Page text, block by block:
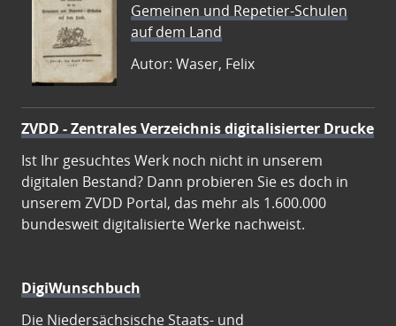
Gemeinen und Repetier-Schulen
auf dem Land
Autor: Waser, Felix
ZVDD - Zentrales Verzeichnis digitalisierter Drucke
Ist Ihr gesuchtes Werk noch nicht in unserem
digitalen Bestand? Dann probieren Sie es doch in
unserem ZVDD Portal, das mehr als 1.600.000
bundesweit digitalisierte Werke nachweist.
DigiWunschbuch
Die Niedersächsische Staats- und